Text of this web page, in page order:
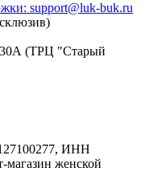
support@luk-buk.ru
30А (ТРЦ "Старый
ИНН
магазин женской